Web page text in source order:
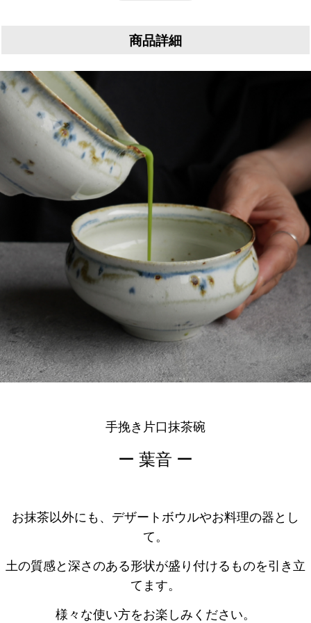
商品詳細
手挽き片口抹茶碗
ー 葉音 ー
お抹茶以外にも、デザートボウルやお料理の器とし
て。
土の質感と深さのある形状が盛り付けるものを引き立
てます。
様々な使い方をお楽しみください。